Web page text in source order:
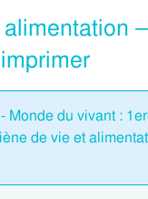
Monde du vivant :
de vie et